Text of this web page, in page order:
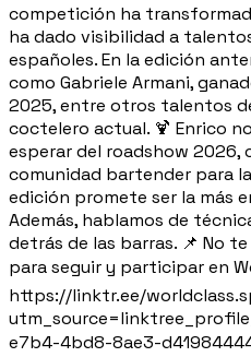
competición ha
ha dado visibilidad a
españoles. En la edición
como Gabriele Armani,
2025, entre otros talentos
coctelero actual. 🍹 Enrico
esperar del roadshow 2026,
comunidad bartender para
edición promete ser la más
Además, hablamos de
detrás de las barras. 📌 No
para seguir y participar en
https://linktr.ee/
e7b4-4bd8-8ae3-